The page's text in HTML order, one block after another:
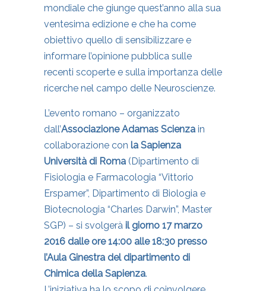
mondiale che giunge quest’anno alla sua
ventesima edizione e che ha come
obiettivo quello di sensibilizzare e
informare l’opinione pubblica sulle
recenti scoperte e sulla importanza delle
ricerche nel campo delle Neuroscienze.
L’evento romano – organizzato
dall’Associazione Adamas Scienza in
collaborazione con la Sapienza
Università di Roma (Dipartimento di
Fisiologia e Farmacologia “Vittorio
Erspamer”, Dipartimento di Biologia e
Biotecnologia “Charles Darwin”, Master
SGP) – si svolgerà il giorno 17 marzo
2016 dalle ore 14:00 alle 18:30 presso
l’Aula Ginestra del dipartimento di
Chimica della Sapienza.